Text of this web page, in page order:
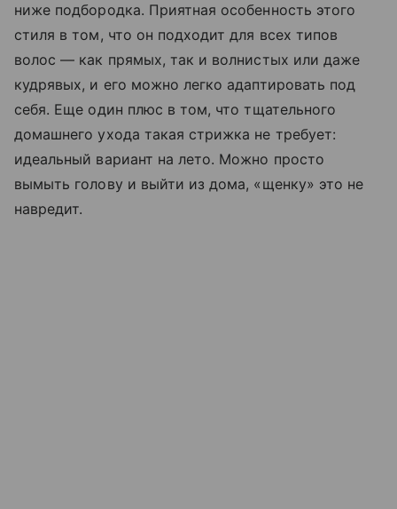
ниже подбородка. Приятная особенность этого
стиля в том, что он подходит для всех типов
волос — как прямых, так и волнистых или даже
кудрявых, и его можно легко адаптировать под
себя. Еще один плюс в том, что тщательного
домашнего ухода такая стрижка не требует:
идеальный вариант на лето. Можно просто
вымыть голову и выйти из дома, «щенку» это не
навредит.